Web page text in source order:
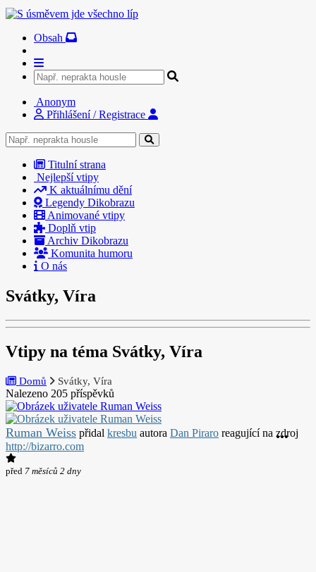
Obsah
Anonym
Přihlášení / Registrace
Titulní strana
Nejlepší vtipy
K aktuálnímu dění
Legendy Dikobrazu
Animované vtipy
Doplň vtip
Archiv Dikobrazu
Komunita humoru
O nás
Svátky, Víra
Vtipy na téma Svátky, Víra
Domů Svátky, Víra
Nalezeno 205 příspěvků
Ruman Weiss přidal kresbu autora Dan Piraro reagující na zdroj
http://bizarro.com
před 7 měsíců 2 dny